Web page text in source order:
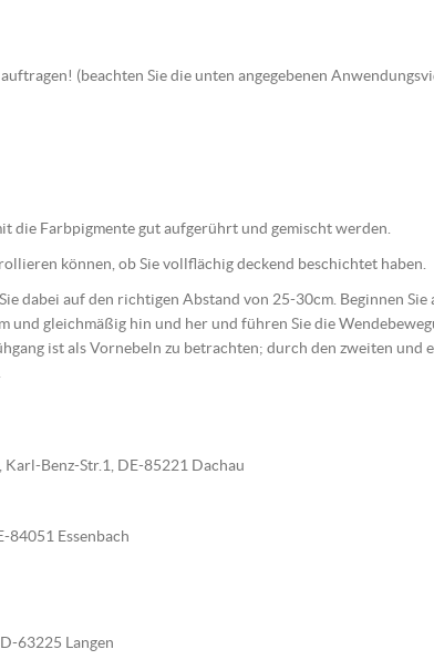
(beachten Sie die unten angegebenen
die Farbpigmente gut aufgerührt und gemischt werden.
können, ob Sie vollflächig deckend beschichtet haben.
dabei auf den richtigen Abstand von 25-30cm. Beginnen Sie
und gleichmäßig hin und her und führen Sie die
ist als Vornebeln zu betrachten; durch den zweiten und
Benz-Str.1, DE-85221 Dachau
84051 Essenbach
63225 Langen